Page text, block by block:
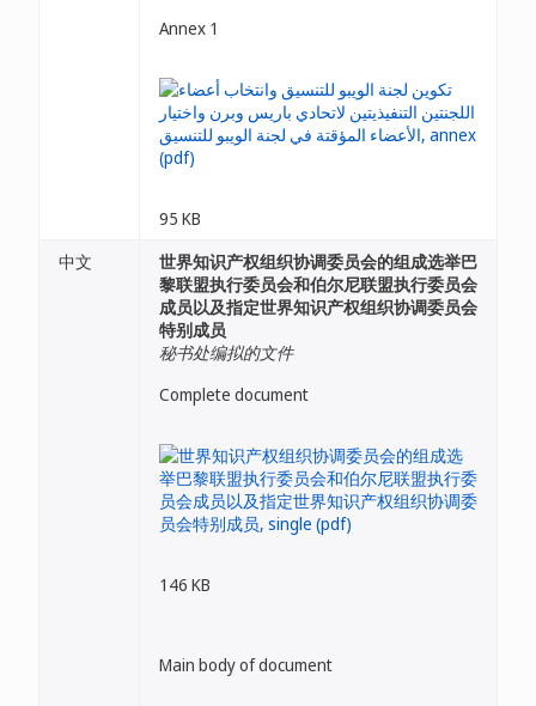
Annex 1
95 KB
中文
世界知识产权组织协调委员会的组成选举巴
黎联盟执行委员会和伯尔尼联盟执行委员会
成员以及指定世界知识产权组织协调委员会
特别成员
秘书处编拟的文件
Complete document
146 KB
Main body of document